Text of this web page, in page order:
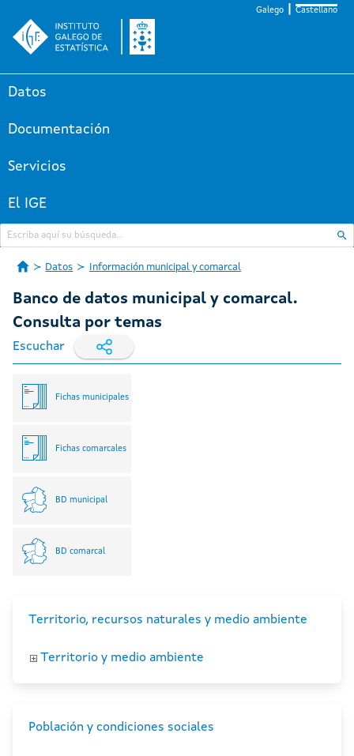
Galego Castellano
Datos
Documentación
Servicios
El IGE
Datos Información municipal y comarcal
Banco de datos municipal y comarcal.
Consulta por temas
Escuchar
Fichas municipales
Fichas comarcales
BD municipal
BD comarcal
Territorio, recursos naturales y medio ambiente
Territorio y medio ambiente
Población y condiciones sociales